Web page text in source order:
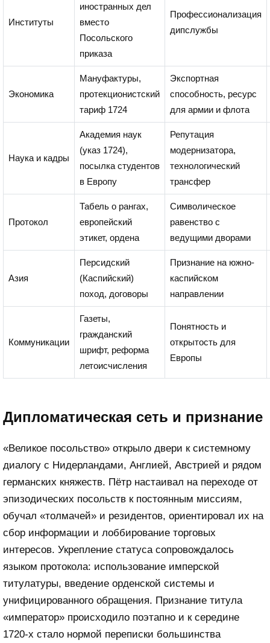
Институты
иностранных дел
вместо
Посольского
приказа
Профессионализация
дипслужбы
Экономика
Мануфактуры,
протекционистский
тариф 1724
Экспортная
способность, ресурс
для армии и флота
Наука и кадры
Академия наук
(указ 1724),
посылка студентов
в Европу
Репутация
модернизатора,
технологический
трансфер
Протокол
Табель о рангах,
европейский
этикет, ордена
Символическое
равенство с
ведущими дворами
Азия
Персидский
(Каспийский)
поход, договоры
Признание на южно-
каспийском
направлении
Коммуникации
Газеты,
гражданский
шрифт, реформа
летоисчисления
Понятность и
открытость для
Европы
Дипломатическая сеть и признание
«Великое посольство» открыло двери к системному
диалогу с Нидерландами, Англией, Австрией и рядом
германских княжеств. Пётр настаивал на переходе от
эпизодических посольств к постоянным миссиям,
обучал «толмачей» и резидентов, ориентировал их на
сбор информации и лоббирование торговых
интересов. Укрепление статуса сопровождалось
языком протокола: использование имперской
титулатуры, введение орденской системы и
унифицированного обращения. Признание титула
«император» происходило поэтапно и к середине
1720-х стало нормой переписки большинства